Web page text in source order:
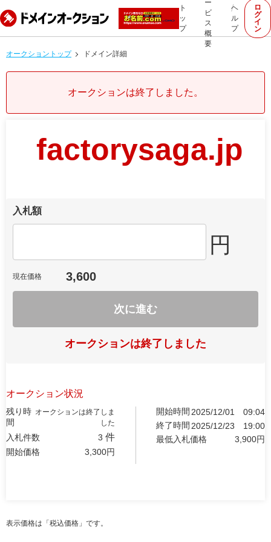
ト
ッ
プ
ー
ビ
ス
概
要
ヘ
ル
プ
ロ
グ
イ
ン
オークショントップ ドメイン詳細
オークションは終了しました。
factorysaga.jp
入札額
円
現在価格 3,600
次に進む
オークションは終了しました
オークション状況
残り時
間
オークションは終了しま
した
入札件数 3 件
開始価格 3,300円
開始時間 2025/12/01
09:04
終了時間 2025/12/23
19:00
最低入札価格
3,900円
表示価格は「税込価格」です。